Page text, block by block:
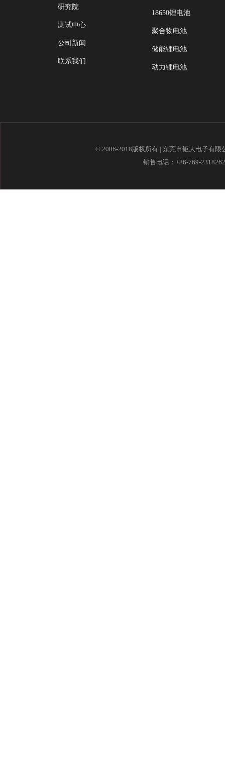
研究院
测试中心
公司新闻
联系我们
18650锂电池
聚合物电池
储能锂电池
动力锂电池
© 2006-2018版权所有 | 东莞市钜大电子有
销售电话：+86-769-